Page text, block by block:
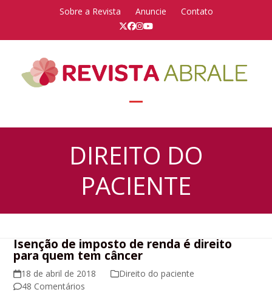
Sobre a Revista Anuncie
Contato
Twitter
Facebook
Instagram
YouTube
menu
menu
DIREITO DO
PACIENTE
Isenção de imposto de renda é direito
para quem tem câncer
18 de abril de 2018
Direito do paciente
48 Comentários